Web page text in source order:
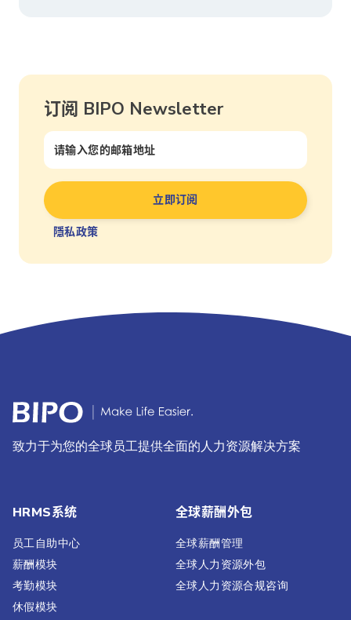
订阅 BIPO Newsletter
隱私政策
致力于为您的全球员工提供全面的人力资源解决方案
HRMS系统
员工自助中心
薪酬模块
考勤模块
休假模块
全球薪酬外包
全球薪酬管理
全球人力资源外包
全球人力资源合规咨询